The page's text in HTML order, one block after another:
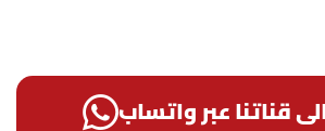
قناتنا عبر واتساب